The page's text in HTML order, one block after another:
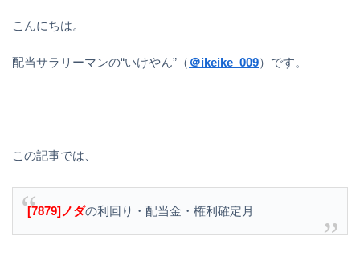
こんにちは。
配当サラリーマンの“いけやん”（ ＠ikeike_009）です。
この記事では、
[7879]ノダの利回り・配当金・権利確定月